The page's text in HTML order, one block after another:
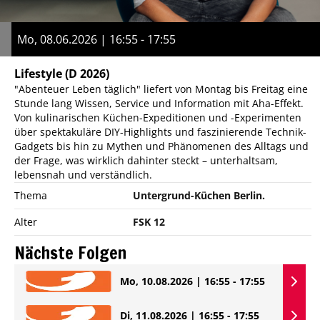
Mo, 08.06.2026 | 16:55 - 17:55
Lifestyle(D 2026)
"Abenteuer Leben täglich" liefert von Montag bis Freitag eine
Stunde lang Wissen, Service und Information mit Aha-Effekt.
Von kulinarischen Küchen-Expeditionen und -Experimenten
über spektakuläre DIY-Highlights und faszinierende Technik-
Gadgets bis hin zu Mythen und Phänomenen des Alltags und
der Frage, was wirklich dahinter steckt – unterhaltsam,
lebensnah und verständlich.
Thema
Untergrund-Küchen Berlin.
Alter
FSK 12
Nächste Folgen
Mo, 10.08.2026 | 16:55 - 17:55
Di, 11.08.2026 | 16:55 - 17:55